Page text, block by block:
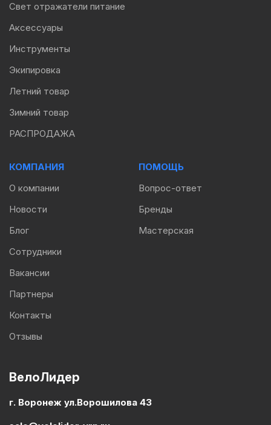
ВелоЛидер
г. Воронеж ул.Ворошилова 43
Свет отражатели питание
Аксессуары
Инструменты
Экипировка
Летний товар
Зимний товар
РАСПРОДАЖА
КОМПАНИЯ
О компании
Новости
Блог
Сотрудники
Вакансии
Партнеры
Контакты
Отзывы
ПОМОЩЬ
Вопрос-ответ
Бренды
Мастерская